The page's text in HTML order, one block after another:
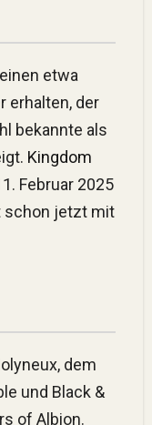
erhalten, der
bekannte als
Kingdom
Februar 2025
schon jetzt mit
und Black &
of Albion.